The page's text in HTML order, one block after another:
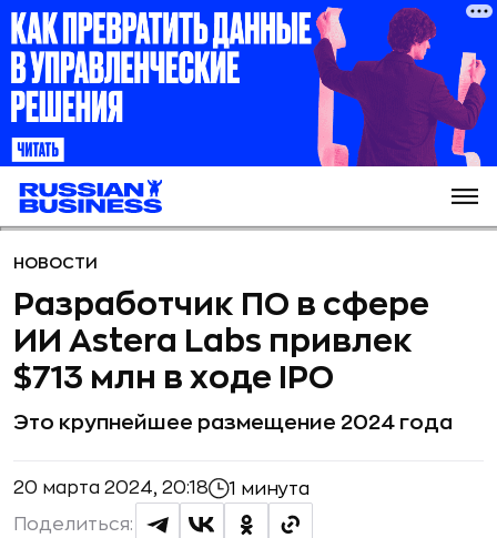
НОВОСТИ
Разработчик ПО в сфере
ИИ Astera Labs привлек
$713 млн в ходе IPO
Это крупнейшее размещение 2024 года
20 марта 2024, 20:18 1 минута
Поделиться: